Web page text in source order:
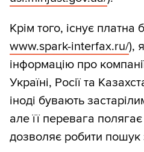
Крім того, існує
www.spark-interfax.ru/),
інформацію про
Україні, Росії та
іноді бувають
але її перевага
дозволяє робити пошук